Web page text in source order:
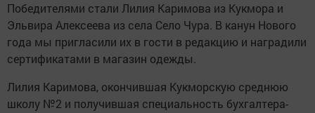
Победителями стали Лилия Каримова из Кукмора и
Эльвира Алексеева из села Село Чура. В канун Нового
года мы пригласили их в гости в редакцию и наградили
сертификатами в магазин одежды.
Лилия Каримова, окончившая Кукморскую среднюю
школу №2 и получившая специальность бухгалтера-